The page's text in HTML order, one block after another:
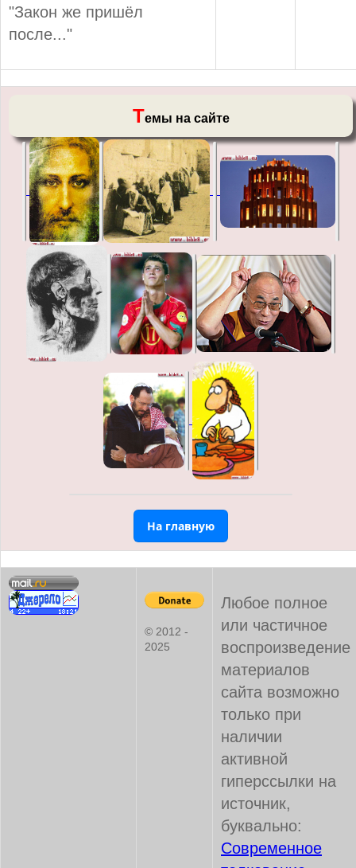
"Закон же пришёл
после..."
Темы на сайте
На главную
© 2012 -
2025
Любое полное
или частичное
воспроизведение
материалов
сайта возможно
только при
наличии
активной
гиперссылки на
источник,
буквально:
Современное